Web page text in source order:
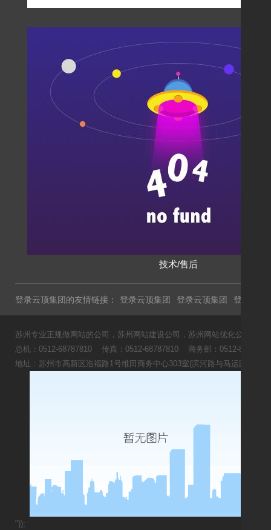
技术/售后
登录云顶集团的友情链接： 登录云顶集团 登录云顶集团 登录云顶
苏州专业正规做网站的公司，苏州网站建设公司，苏州网站优化公司，
总机：0512-68787810 传真：0512-68787810 商务部：0512-
地址：苏州市高新区浩福路1号维田商务中心303室(滨河路与马运路交叉
"));